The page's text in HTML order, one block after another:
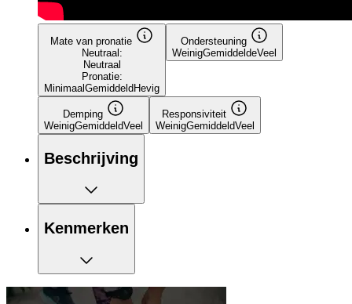
Mate van pronatie
Neutraal:
Neutraal
Pronatie:
MinimaalGemiddeld Hevig
Ondersteuning
WeinigGemiddeldeVeel
Demping
WeinigGemiddeldVeel
Responsiviteit
WeinigGemiddeldVeel
Beschrijving
Kenmerken